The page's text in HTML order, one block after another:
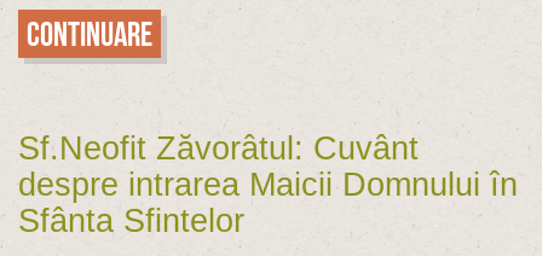
Continuare
Sf.Neofit Zăvorâtul: Cuvânt
despre intrarea Maicii Domnului în
Sfânta Sfintelor